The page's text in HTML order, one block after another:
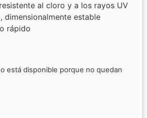
al cloro y a los rayos UV
dimensionalmente estable
rápido
está disponible porque no quedan